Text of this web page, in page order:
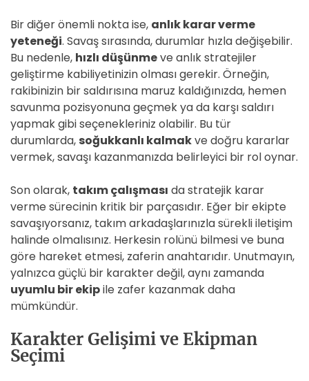
Bir diğer önemli nokta ise, anlık karar verme
yeteneği. Savaş sırasında, durumlar hızla değişebilir.
Bu nedenle, hızlı düşünmeve anlık stratejiler
geliştirme kabiliyetinizin olması gerekir. Örneğin,
rakibinizin bir saldırısına maruz kaldığınızda, hemen
savunma pozisyonuna geçmek ya da karşı saldırı
yapmak gibi seçenekleriniz olabilir. Bu tür
durumlarda, soğukkanlı kalmakve doğru kararlar
vermek, savaşı kazanmanızda belirleyici bir rol oynar.
Son olarak, takım çalışması da stratejik karar
verme sürecinin kritik bir parçasıdır. Eğer bir ekipte
savaşıyorsanız, takım arkadaşlarınızla sürekli iletişim
halinde olmalısınız. Herkesin rolünü bilmesi ve buna
göre hareket etmesi, zaferin anahtarıdır. Unutmayın,
yalnızca güçlü bir karakter değil, aynı zamanda
uyumlu bir ekipile zafer kazanmak daha
mümkündür.
Karakter Gelişimi ve Ekipman
Seçimi